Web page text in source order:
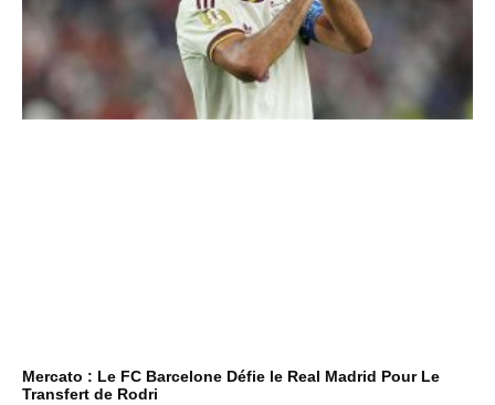
Mercato : Le FC Barcelone Défie le Real Madrid Pour Le
Transfert de Rodri